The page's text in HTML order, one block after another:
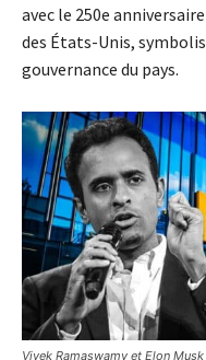
avec le 250e
des États-Unis,
gouvernance du pays.
Vivek Ramaswamy et Elon